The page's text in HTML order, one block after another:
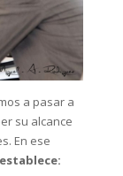
a pasar a
su alcance
En ese